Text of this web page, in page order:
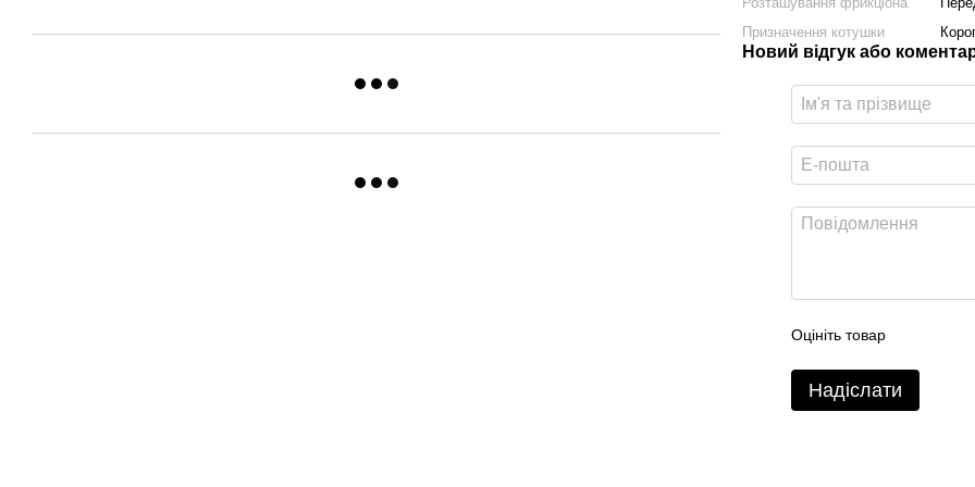
Призначення котушки
Новий відгук або
Оцініть товар
Надіслати